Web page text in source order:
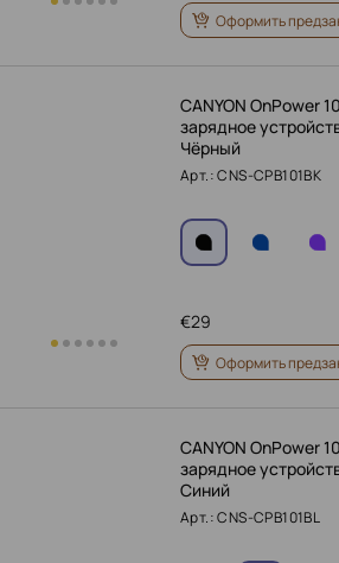
Оформить
CANYON OnPower
зарядное
Чёрный
Арт.: CNS-CPB101BK
29
€
Оформить
CANYON OnPower
зарядное
Синий
Арт.: CNS-CPB101BL